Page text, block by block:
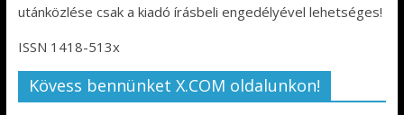
utánközlése csak a kiadó írásbeli engedélyével lehetséges!
ISSN 1418-513x
Kövess bennünket X.COM oldalunkon!